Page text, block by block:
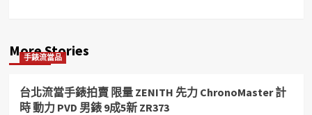
More Stories
手錶流當品
台北流當手錶拍賣 限量 ZENITH 先力 ChronoMaster 計
時 動力 PVD 男錶 9成5新 ZR373